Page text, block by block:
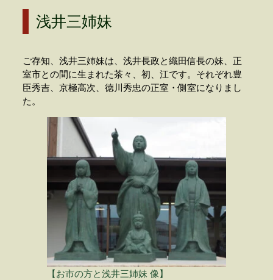
浅井三姉妹
ご存知、浅井三姉妹は、浅井長政と織田信長の妹、正
室市との間に生まれた茶々、初、江です。それぞれ豊
臣秀吉、京極高次、徳川秀忠の正室・側室になりまし
た。
【お市の方と浅井三姉妹 像】